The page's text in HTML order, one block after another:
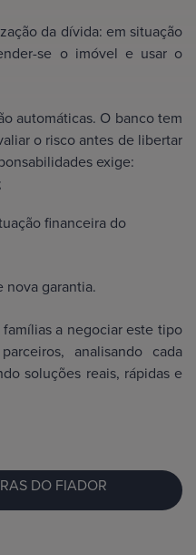
da dívida: em situação
se o imóvel e usar o
automáticas. O banco tem
o risco antes de libertar
exige:
financeira do
nova garantia.
a negociar este tipo
analisando cada
soluções reais, rápidas e
DO FIADOR